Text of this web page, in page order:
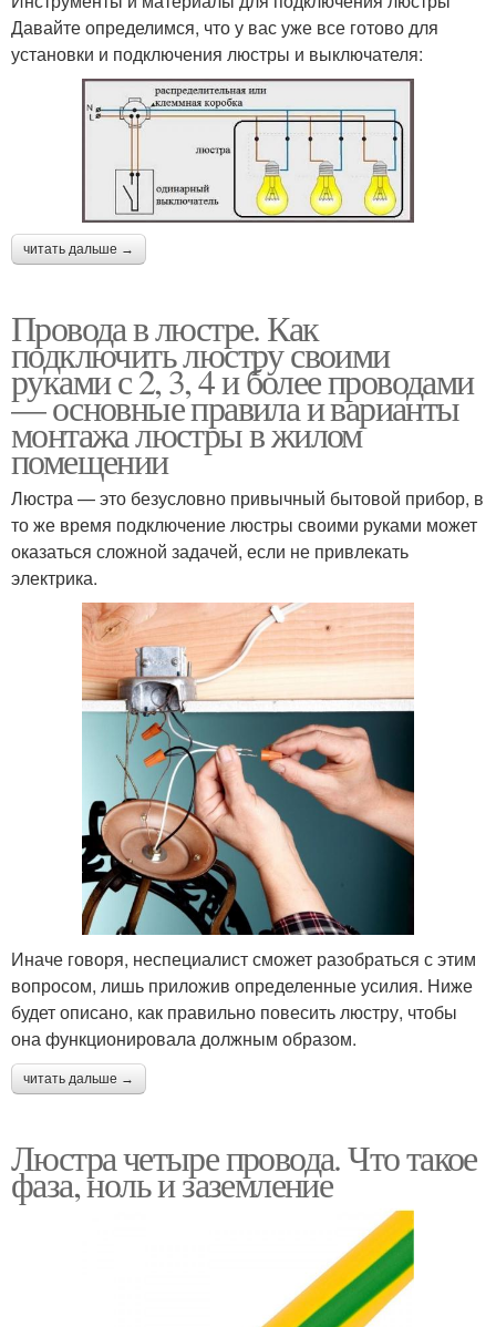
Давайте определимся, что у вас уже все готово для
установки и подключения люстры и выключателя:
читать дальше →
Провода в люстре. Как
подключить люстру своими
руками с 2, 3, 4 и более проводами
— основные правила и варианты
монтажа люстры в жилом
помещении
Люстра — это безусловно привычный бытовой прибор, в
то же время подключение люстры своими руками может
оказаться сложной задачей, если не привлекать
электрика.
Иначе говоря, неспециалист сможет разобраться с этим
вопросом, лишь приложив определенные усилия. Ниже
будет описано, как правильно повесить люстру, чтобы
она функционировала должным образом.
читать дальше →
Люстра четыре провода. Что такое
фаза, ноль и заземление